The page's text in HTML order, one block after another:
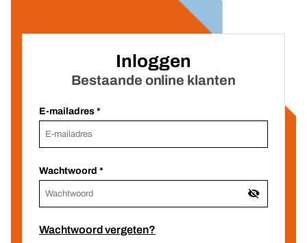
Inloggen
Bestaande online klanten
E-mailadres
Wachtwoord
Wachtwoord vergeten?